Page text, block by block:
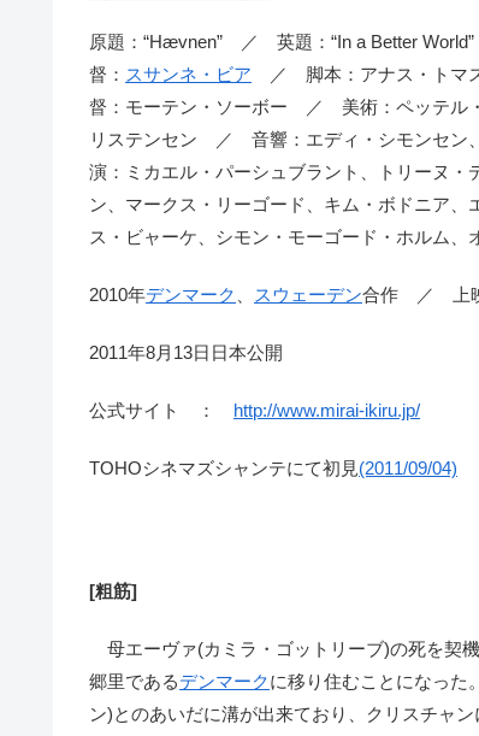
原題：“Hævnen” ／ 英題：“In a Better
督： スサンネ・ビア ／ 脚本：アナス・トマ
督：モーテン・ソーボー ／ 美術：ペッテル
リステンセン ／ 音響：エディ・シモンセ
演：ミカエル・パーシュブラント、トリーヌ・
ン、マークス・リーゴード、キム・ボドニア
ス・ビャーケ、シモン・モーゴード・ホルム
2010年デンマーク スウェーデン合作 ／ 上
2011年8月13日日本公開
公式サイト ： http://www.mirai-ikiru.jp/
TOHOシネマズシャンテにて初見(2011/09/04)
[粗筋]
母エーヴァ(カミラ・ゴットリーブ)の死を契
郷里であるデンマークに移り住むことになった
ン)とのあいだに溝が出来ており、クリスチャ